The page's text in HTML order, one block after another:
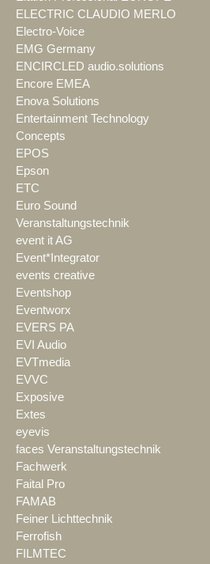
ELECTRIC CLAUDIO MERLO
Electro-Voice
EMG Germany
ENCIRCLED audio.solutions
Encore EMEA
Enova Solutions
Entertainment Technology
Concepts
EPOS
Epson
ETC
Euro Sound
Veranstaltungstechnik
event it AG
Event*Integrator
events creative
Eventshop
Eventworx
EVERS PA
EVI Audio
EVTmedia
EVVC
Exposive
Extes
eyevis
faces Veranstaltungstechnik
Fachwerk
Faital Pro
FAMAB
Feiner Lichttechnik
Ferrofish
FILMTEC